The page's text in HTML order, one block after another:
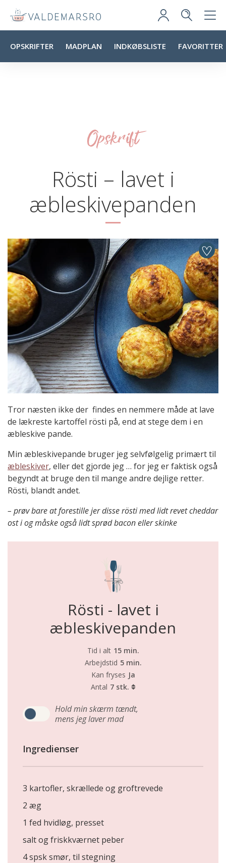
OPSKRIFTER MADPLAN INDKØBSLISTE FAVORITTER
Opskrift
Rösti – lavet i
æbleskivepanden
Tror næsten ikke der findes en nemmere måde at lave
de lækreste kartoffel rösti på, end at stege dem i en
æbleskive pande.
Min æbleskivepande bruger jeg selvfølgelig primært til
æbleskiver, eller det gjorde jeg … for jeg er faktisk også
begyndt at bruge den til mange andre dejlige retter.
Rösti, blandt andet.
– prøv bare at forestille jer disse rösti med lidt revet cheddar
ost i og måske også lidt sprød bacon eller skinke
Rösti - lavet i
æbleskivepanden
Tid i alt 15 min.
Arbejdstid 5 min.
Kan fryses Ja
Antal 7 stk.
Hold min skærm tændt,
mens jeg laver mad
Ingredienser
3 kartofler, skrællede og groftrevede
2 æg
1 fed hvidløg, presset
salt og friskkværnet peber
4 spsk smør, til stegning